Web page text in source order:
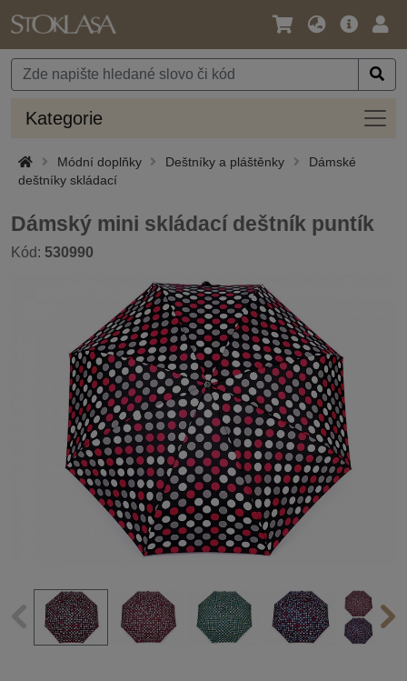
Jazyk
Měna
Hlavní
Kategorie
Módní doplňky Deštníky a pláštěnky
Dámské
deštníky skládací
Dámský mini skládací deštník puntík
Kód: 530990